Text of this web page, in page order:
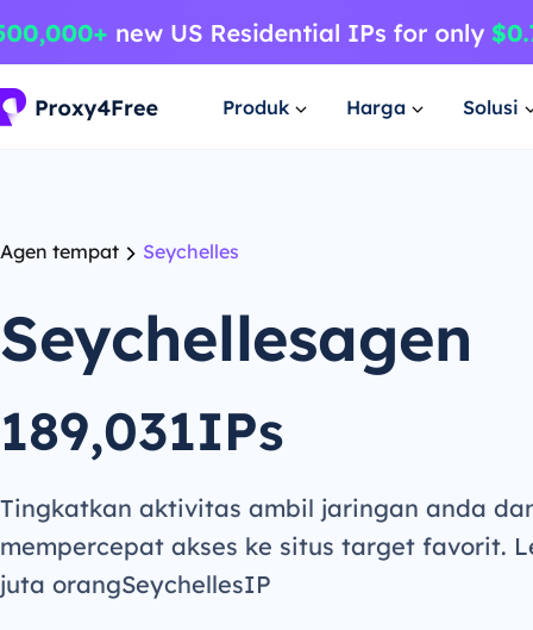
Produk Harga Solusi
Agen tempat Seychelles
Seychellesagen
189,031IPs
Tingkatkan aktivitas ambil jaringan anda
mempercepat akses ke situs target favorit.
juta orangSeychellesIP